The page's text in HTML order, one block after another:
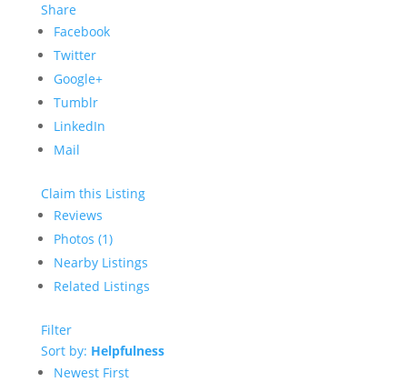
Share
Facebook
Twitter
Google+
Tumblr
LinkedIn
Mail
Claim this Listing
Reviews
Photos (1)
Nearby Listings
Related Listings
Filter
Sort by: Helpfulness
Newest First